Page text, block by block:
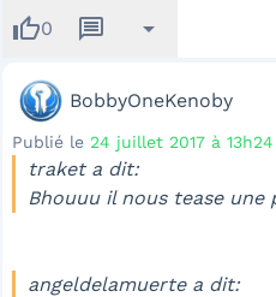
thumb_up0 message arrow_drop_down
BobbyOneKenoby
Publié le 24 juillet 2017 à 13h24
traket a dit:
Bhouuu il nous tease une
angeldelamuerte a dit: